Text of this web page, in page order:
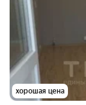
хорошая цена